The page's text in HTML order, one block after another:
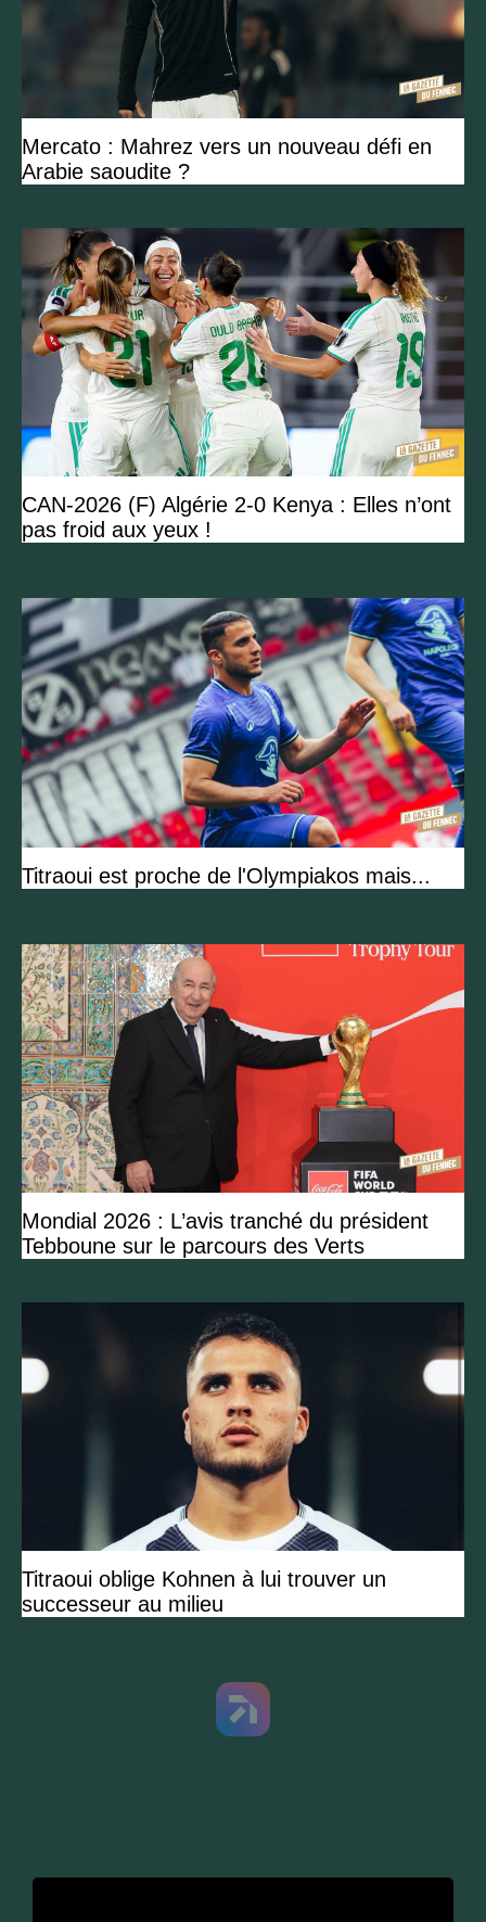
Mercato : Mahrez vers un nouveau défi en
Arabie saoudite ?
CAN-2026 (F) Algérie 2-0 Kenya : Elles n’ont
pas froid aux yeux !
Titraoui est proche de l'Olympiakos mais...
Mondial 2026 : L’avis tranché du président
Tebboune sur le parcours des Verts
Titraoui oblige Kohnen à lui trouver un
successeur au milieu